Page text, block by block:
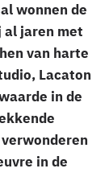
wonnen de
al jaren met
van harte
Lacaton
in de
in de